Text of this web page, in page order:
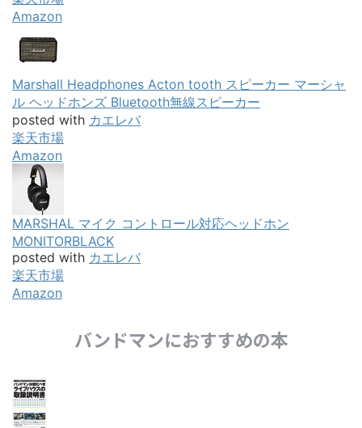
Amazon
Marshall Headphones Acton tooth スピーカー マーシャ
ル ヘッドホンズ Bluetooth無線スピーカー
posted with カエレバ
楽天市場
Amazon
MARSHAL マイク コントロール対応ヘッドホン
MONITORBLACK
posted with カエレバ
楽天市場
Amazon
バンドマンにおすすめの本